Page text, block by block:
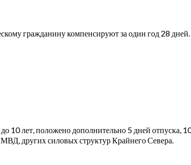
гражданину компенсируют за один год 28
10 лет, положено дополнительно 5 дней отпуска,
других силовых структур Крайнего Севера.